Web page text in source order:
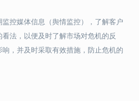
控媒体信息（舆情监控），了解客户
法，以便及时了解市场对危机的反
，并及时采取有效措施，防止危机的